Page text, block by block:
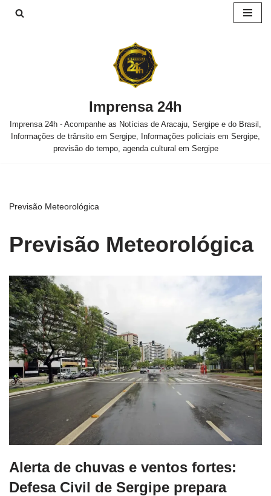
Imprensa 24h
Imprensa 24h - Acompanhe as Notícias de Aracaju, Sergipe e do Brasil,
Informações de trânsito em Sergipe, Informações policiais em Sergipe,
previsão do tempo, agenda cultural em Sergipe
Previsão Meteorológica
Previsão Meteorológica
Alerta de chuvas e ventos fortes:
Defesa Civil de Sergipe prepara